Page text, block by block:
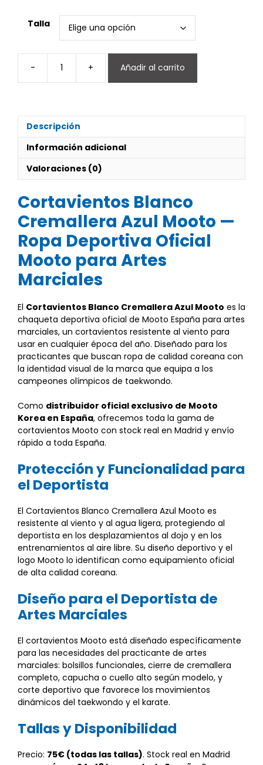
Talla
-
Chaqueta
cortavientos
azul
cantidad
+ Añadir al carrito
Descripción
Información adicional
Valoraciones (0)
Cortavientos Blanco
Cremallera Azul Mooto —
Ropa Deportiva Oficial
Mooto para Artes
Marciales
El Cortavientos Blanco Cremallera Azul Mooto es la
chaqueta deportiva oficial de Mooto España para artes
marciales, un cortavientos resistente al viento para
usar en cualquier época del año. Diseñado para los
practicantes que buscan ropa de calidad coreana con
la identidad visual de la marca que equipa a los
campeones olímpicos de taekwondo.
Como distribuidor oficial exclusivo de Mooto
Korea en España, ofrecemos toda la gama de
cortavientos Mooto con stock real en Madrid y envío
rápido a toda España.
Protección y Funcionalidad para
el Deportista
El Cortavientos Blanco Cremallera Azul Mooto es
resistente al viento y al agua ligera, protegiendo al
deportista en los desplazamientos al dojo y en los
entrenamientos al aire libre. Su diseño deportivo y el
logo Mooto lo identifican como equipamiento oficial
de alta calidad coreana.
Diseño para el Deportista de
Artes Marciales
El cortavientos Mooto está diseñado específicamente
para las necesidades del practicante de artes
marciales: bolsillos funcionales, cierre de cremallera
completo, capucha o cuello alto según modelo, y
corte deportivo que favorece los movimientos
dinámicos del taekwondo y el karate.
Tallas y Disponibilidad
Precio: 75€ (todas las tallas). Stock real en Madrid